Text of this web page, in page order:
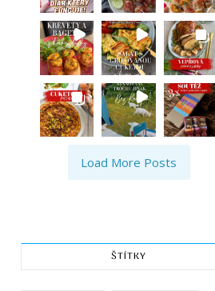
Load More Posts
ŠTÍTKY